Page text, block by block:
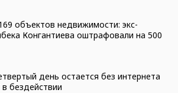
объектов недвижимости: экс-
Конгантиева оштрафовали на 500
день остается без интернета
бездействии